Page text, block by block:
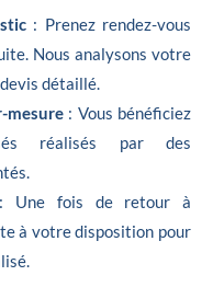
: Prenez rendez-vous
Nous analysons votre
détaillé.
mesure : Vous bénéficiez
réalisés par des
: Une fois de retour à
à votre disposition pour